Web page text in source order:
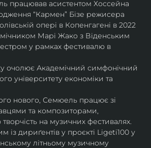
працював асистентом Хоссейна
“Кармен” Бізе режисера
опері в Копенгагені в 2022
Марі Жако з Віденським
у рамках фестивалю в
очолює Академічний симфонічний
університету економіки та
нового, Семюель працює зі
та композиторами,
на музичних фестивалях.
із дириґентів у проєкті Ligeti100 у
літньому музичному